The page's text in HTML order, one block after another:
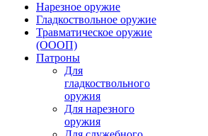
Нарезное оружие
Гладкоствольное оружие
Травматическое оружие
(ОООП)
Патроны
Для
гладкоствольного
оружия
Для нарезного
оружия